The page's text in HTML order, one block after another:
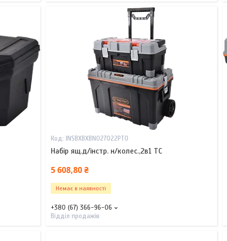
INSBXBXBN027022PT0
Набір ящ.д/інстр. н/колес.,2в1 TC
5 608,80 ₴
Немає в наявності
+380 (67) 366-96-06
Відділ продажів